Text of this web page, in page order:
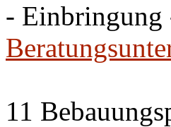
- Einbringung
11